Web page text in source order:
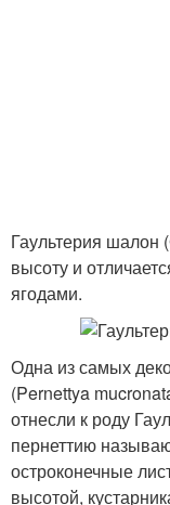
Гаультерия шалон
высоту и
ягодами.
Одна из самых
(Pernettya
отнесли к роду
пернеттию
остроконечные
высотой,